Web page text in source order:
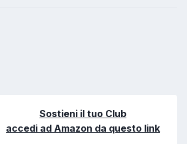
Sostieni il tuo Club
accedi ad Amazon da questo link